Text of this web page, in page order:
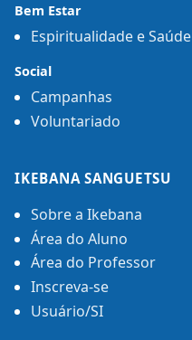
Bem Estar
Espiritualidade e Saúde
Social
Campanhas
Voluntariado
IKEBANA SANGUETSU
Sobre a Ikebana
Área do Aluno
Área do Professor
Inscreva-se
Usuário/SI